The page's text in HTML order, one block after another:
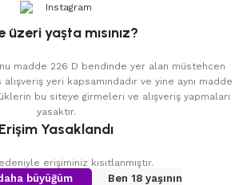
Instagram
üzeri yaşta mısınız?
madde 226 D bendinde yer alan müstehcen
alışveriş yeri kapsamındadır ve yine aynı madde
bu siteye girmeleri ve alışveriş yapmaları
yasaktır.
Erişim Yasaklandı
erişiminiz kısıtlanmıştır.
büyüğüm Ben 18 yaşının